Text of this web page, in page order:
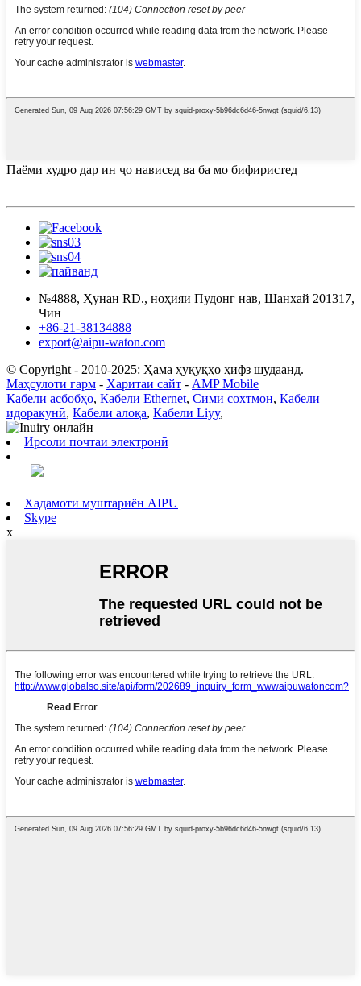
Паёми худро дар ин ҷо нависед ва ба мо бифиристед
№4888, Ҳунан RD., ноҳияи Пудонг нав, Шанхай 201317,
Чин
+86-21-38134888
export@aipu-waton.com
© Copyright - 2010-2025: Ҳама ҳуқуқҳо ҳифз шудаанд.
Маҳсулоти гарм - Харитаи сайт - AMP Mobile
Кабели асбобҳо, Кабели Ethernet, Сими сохтмон, Кабели
идоракунӣ, Кабели алоқа, Кабели Liyy,
Ирсоли почтаи электронӣ
Хадамоти муштариён AIPU
Skype
x